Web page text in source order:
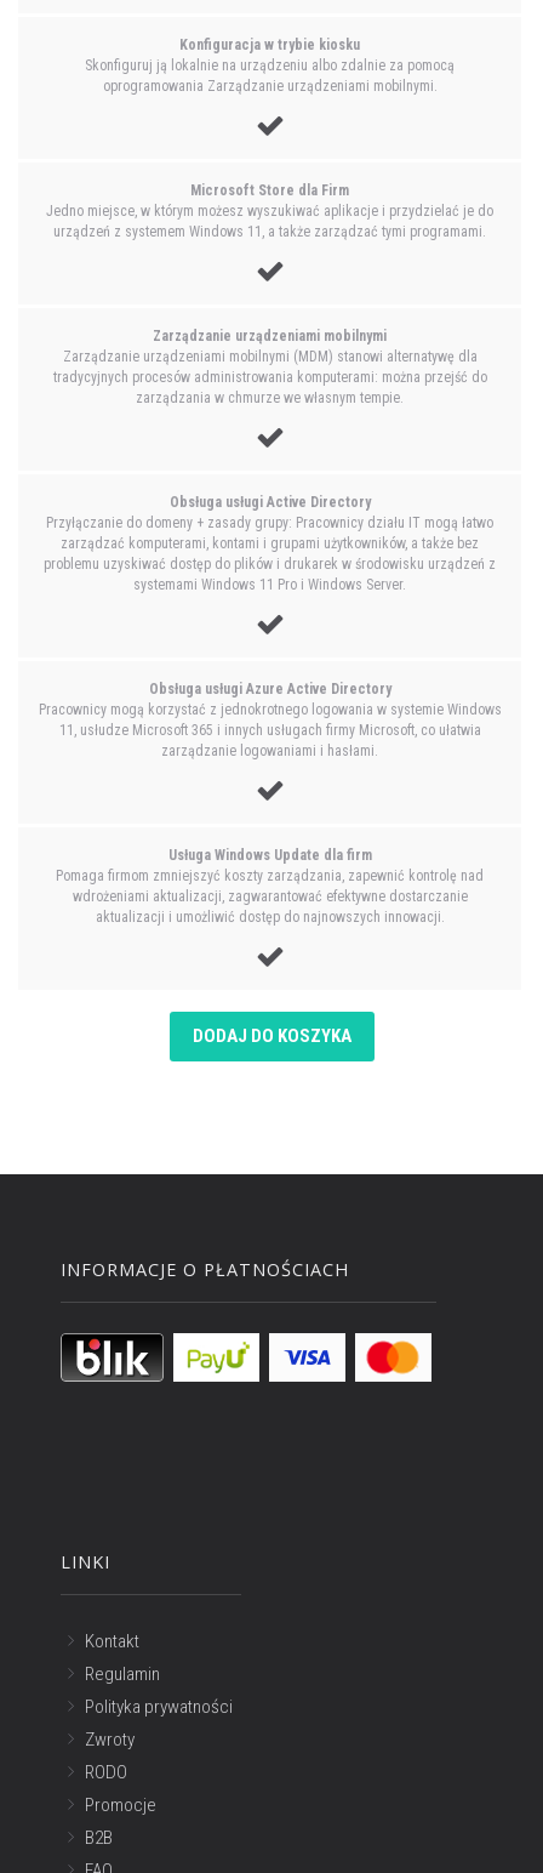
Konfiguracja w trybie kiosku
Skonfiguruj ją lokalnie na urządzeniu albo zdalnie za pomocą
oprogramowania Zarządzanie urządzeniami mobilnymi.
Microsoft Store dla Firm
Jedno miejsce, w którym możesz wyszukiwać aplikacje i przydzielać je do
urządzeń z systemem Windows 11, a także zarządzać tymi programami.
Zarządzanie urządzeniami mobilnymi
Zarządzanie urządzeniami mobilnymi (MDM) stanowi alternatywę dla
tradycyjnych procesów administrowania komputerami: można przejść do
zarządzania w chmurze we własnym tempie.
Obsługa usługi Active Directory
Przyłączanie do domeny + zasady grupy: Pracownicy działu IT mogą łatwo
zarządzać komputerami, kontami i grupami użytkowników, a także bez
problemu uzyskiwać dostęp do plików i drukarek w środowisku urządzeń z
systemami Windows 11 Pro i Windows Server.
Obsługa usługi Azure Active Directory
Pracownicy mogą korzystać z jednokrotnego logowania w systemie Windows
11, usłudze Microsoft 365 i innych usługach firmy Microsoft, co ułatwia
zarządzanie logowaniami i hasłami.
Usługa Windows Update dla firm
Pomaga firmom zmniejszyć koszty zarządzania, zapewnić kontrolę nad
wdrożeniami aktualizacji, zagwarantować efektywne dostarczanie
aktualizacji i umożliwić dostęp do najnowszych innowacji.
DODAJ DO KOSZYKA
INFORMACJE O PŁATNOŚCIACH
LINKI
Kontakt
Regulamin
Polityka prywatności
Zwroty
RODO
Promocje
B2B